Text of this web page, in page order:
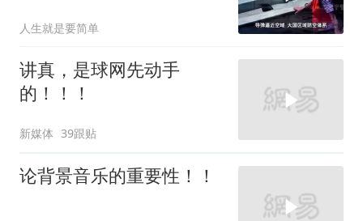
人生就是要简单
讲真，是球网先动手
的！！！
新媒体 39跟贴
论背景音乐的重要性！！